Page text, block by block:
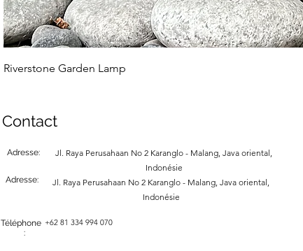
Riverstone Garden Lamp
Contact
Adresse:
Jl. Raya Perusahaan No 2 Karanglo - Malang, Java oriental,
Indonésie
Adresse:
Jl. Raya Perusahaan No 2 Karanglo - Malang, Java oriental,
Indonésie
Téléphone
:
+62 81 334 994 070